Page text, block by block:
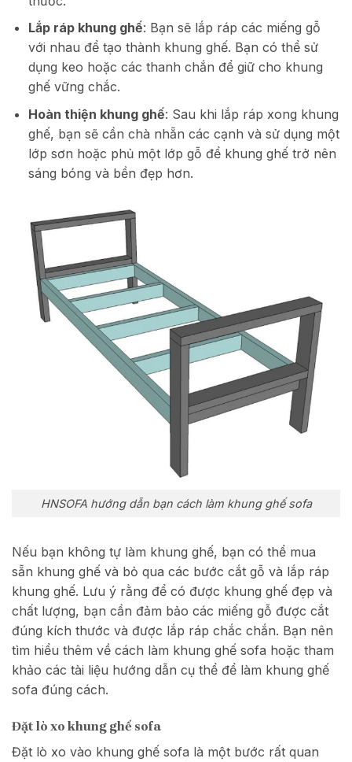
Lắp ráp khung ghế: Bạn sẽ lắp ráp các miếng gỗ
với nhau để tạo thành khung ghế. Bạn có thể sử
dụng keo hoặc các thanh chắn để giữ cho khung
ghế vững chắc.
Hoàn thiện khung ghế: Sau khi lắp ráp xong khung
ghế, bạn sẽ cần chà nhẵn các cạnh và sử dụng một
lớp sơn hoặc phủ một lớp gỗ để khung ghế trở nên
sáng bóng và bền đẹp hơn.
HNSOFA hướng dẫn bạn cách làm khung ghế sofa
Nếu bạn không tự làm khung ghế, bạn có thể mua
sẵn khung ghế và bỏ qua các bước cắt gỗ và lắp ráp
khung ghế. Lưu ý rằng để có được khung ghế đẹp và
chất lượng, bạn cần đảm bảo các miếng gỗ được cắt
đúng kích thước và được lắp ráp chắc chắn. Bạn nên
tìm hiểu thêm về cách làm khung ghế sofa hoặc tham
khảo các tài liệu hướng dẫn cụ thể để làm khung ghế
sofa đúng cách.
Đặt lò xo khung ghế sofa
Đặt lò xo vào khung ghế sofa là một bước rất quan